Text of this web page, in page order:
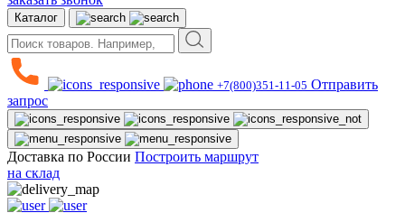
Каталог
+7(800)351-11-05 Отправить
запрос
Доставка по России Построить маршрут
на склад